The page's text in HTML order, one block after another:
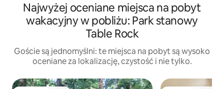
Najwyżej oceniane miejsca na pobyt
wakacyjny w pobliżu: Park stanowy
Table Rock
Goście są jednomyślni: te miejsca na pobyt są wysoko
oceniane za lokalizację, czystość i nie tylko.